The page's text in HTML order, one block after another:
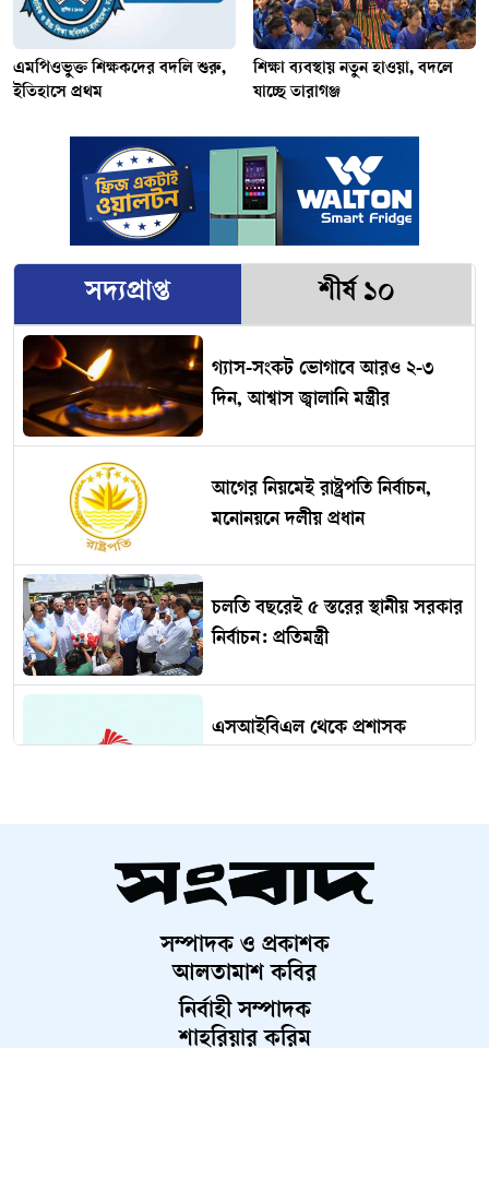
এমপিওভুক্ত শিক্ষকদের বদলি শুরু,
ইতিহাসে প্রথম
শিক্ষা ব্যবস্থায় নতুন হাওয়া, বদলে
যাচ্ছে তারাগঞ্জ
সদ্যপ্রাপ্ত শীর্ষ ১০
গ্যাস-সংকট ভোগাবে আরও ২-৩
দিন, আশ্বাস জ্বালানি মন্ত্রীর
আগের নিয়মেই রাষ্ট্রপতি নির্বাচন,
মনোনয়নে দলীয় প্রধান
চলতি বছরেই ৫ স্তরের স্থানীয় সরকার
নির্বাচন: প্রতিমন্ত্রী
এসআইবিএল থেকে প্রশাসক
উদ্বোধন ১৬ আগস্ট
চব্বিশের জুলাই: রাষ্ট্র রূপান্তরের
যুগসন্ধি
সম্পাদক ও প্রকাশক
আলতামাশ কবির
নির্বাহী সম্পাদক
শাহরিয়ার করিম